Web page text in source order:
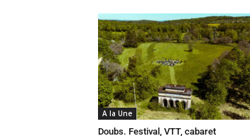
A la Une
Doubs. Festival, VTT, cabaret